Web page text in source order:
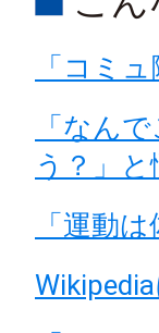
「コミ
「なん
う？」
「運動